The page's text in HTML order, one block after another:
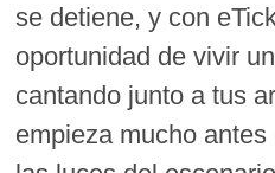
se detiene, y con
oportunidad de vivir
cantando junto a tus
empieza mucho